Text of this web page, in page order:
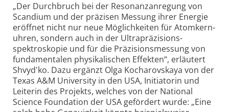
„Der Durchbruch bei der Resonanzanregung von
Scandium und der präzisen Messung ihrer Energie
eröffnet nicht nur neue Möglichkeiten für Atomkern­
uhren, sondern auch in der Ultrapräzisions­
spektroskopie und für die Präzisionsmessung von
fundamentalen physikalischen Effekten“, erläutert
Shvyd'ko. Dazu ergänzt Olga Kocharovskaya von der
Texas A&M University in den USA, Initiatorin und
Leiterin des Projekts, welches von der National
Science Foundation der USA gefördert wurde: „Eine